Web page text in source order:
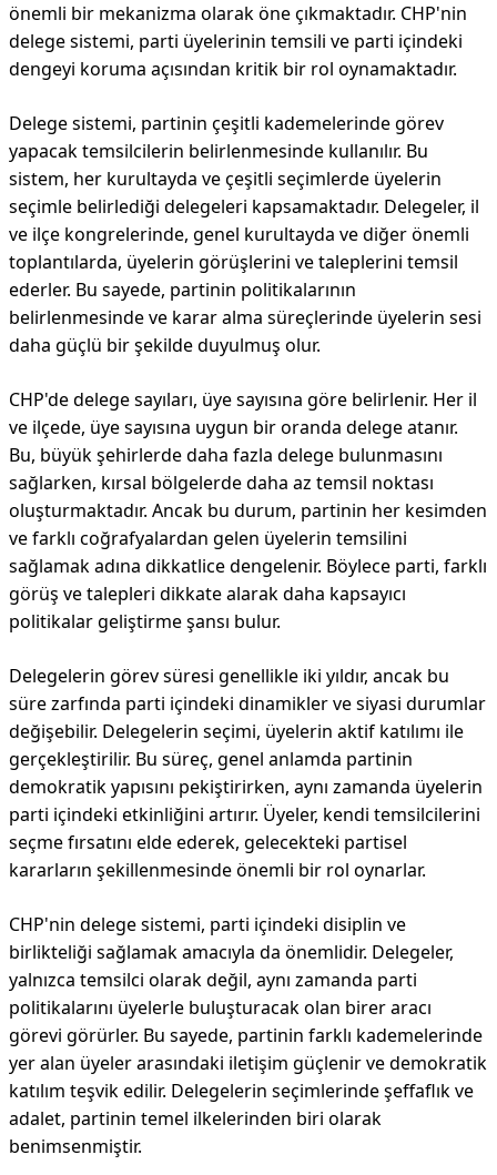
önemli bir mekanizma olarak öne çıkmaktadır. CHP'nin
delege sistemi, parti üyelerinin temsili ve parti içindeki
dengeyi koruma açısından kritik bir rol oynamaktadır.
Delege sistemi, partinin çeşitli kademelerinde görev
yapacak temsilcilerin belirlenmesinde kullanılır. Bu
sistem, her kurultayda ve çeşitli seçimlerde üyelerin
seçimle belirlediği delegeleri kapsamaktadır. Delegeler, il
ve ilçe kongrelerinde, genel kurultayda ve diğer önemli
toplantılarda, üyelerin görüşlerini ve taleplerini temsil
ederler. Bu sayede, partinin politikalarının
belirlenmesinde ve karar alma süreçlerinde üyelerin sesi
daha güçlü bir şekilde duyulmuş olur.
CHP'de delege sayıları, üye sayısına göre belirlenir. Her il
ve ilçede, üye sayısına uygun bir oranda delege atanır.
Bu, büyük şehirlerde daha fazla delege bulunmasını
sağlarken, kırsal bölgelerde daha az temsil noktası
oluşturmaktadır. Ancak bu durum, partinin her kesimden
ve farklı coğrafyalardan gelen üyelerin temsilini
sağlamak adına dikkatlice dengelenir. Böylece parti, farklı
görüş ve talepleri dikkate alarak daha kapsayıcı
politikalar geliştirme şansı bulur.
Delegelerin görev süresi genellikle iki yıldır, ancak bu
süre zarfında parti içindeki dinamikler ve siyasi durumlar
değişebilir. Delegelerin seçimi, üyelerin aktif katılımı ile
gerçekleştirilir. Bu süreç, genel anlamda partinin
demokratik yapısını pekiştirirken, aynı zamanda üyelerin
parti içindeki etkinliğini artırır. Üyeler, kendi temsilcilerini
seçme fırsatını elde ederek, gelecekteki partisel
kararların şekillenmesinde önemli bir rol oynarlar.
CHP'nin delege sistemi, parti içindeki disiplin ve
birlikteliği sağlamak amacıyla da önemlidir. Delegeler,
yalnızca temsilci olarak değil, aynı zamanda parti
politikalarını üyelerle buluşturacak olan birer aracı
görevi görürler. Bu sayede, partinin farklı kademelerinde
yer alan üyeler arasındaki iletişim güçlenir ve demokratik
katılım teşvik edilir. Delegelerin seçimlerinde şeffaflık ve
adalet, partinin temel ilkelerinden biri olarak
benimsenmiştir.